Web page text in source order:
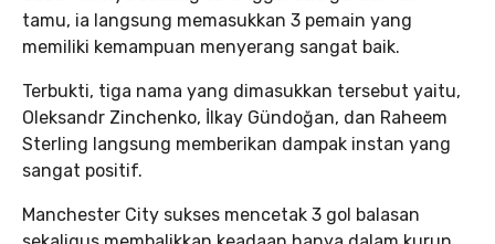
tamu, ia langsung memasukkan 3 pemain yang
memiliki kemampuan menyerang sangat baik.
Terbukti, tiga nama yang dimasukkan tersebut yaitu,
Oleksandr Zinchenko, İlkay Gündoğan, dan Raheem
Sterling langsung memberikan dampak instan yang
sangat positif.
Manchester City sukses mencetak 3 gol balasan